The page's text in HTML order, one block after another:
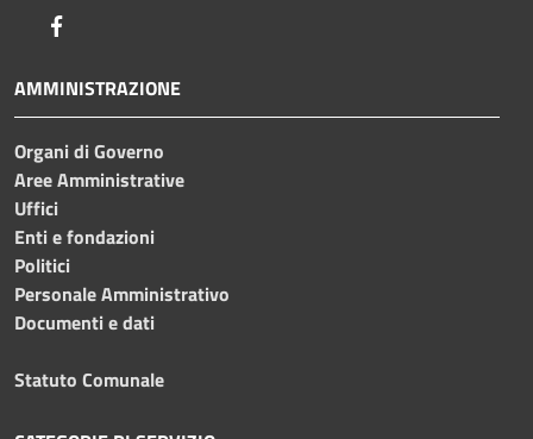
AMMINISTRAZIONE
Organi di Governo
Aree Amministrative
Uffici
Enti e fondazioni
Politici
Personale Amministrativo
Documenti e dati
Statuto Comunale